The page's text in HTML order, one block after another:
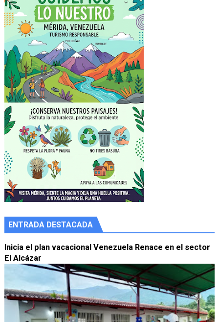
ENTRADA DESTACADA
Inicia el plan vacacional Venezuela Renace en el sector
El Alcázar